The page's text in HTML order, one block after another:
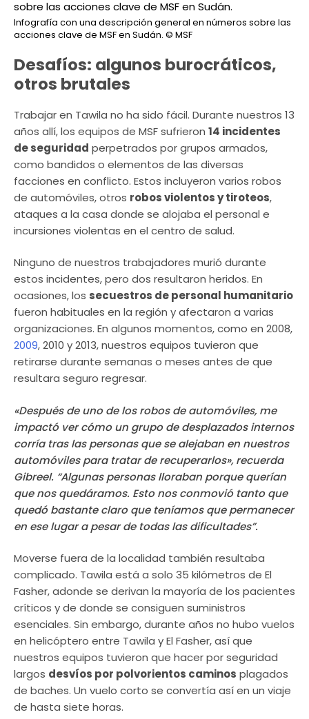
Infografía con una descripción general en números sobre las
acciones clave de MSF en Sudán. © MSF
Desafíos: algunos burocráticos,
otros brutales
Trabajar en Tawila no ha sido fácil. Durante nuestros 13
años allí, los equipos de MSF sufrieron 14 incidentes
de seguridad perpetrados por grupos armados,
como bandidos o elementos de las diversas
facciones en conflicto. Estos incluyeron varios robos
de automóviles, otros robos violentos y tiroteos,
ataques a la casa donde se alojaba el personal e
incursiones violentas en el centro de salud.
Ninguno de nuestros trabajadores murió durante
estos incidentes, pero dos resultaron heridos. En
ocasiones, los secuestros de personal humanitario
fueron habituales en la región y afectaron a varias
organizaciones. En algunos momentos, como en 2008,
2009, 2010 y 2013, nuestros equipos tuvieron que
retirarse durante semanas o meses antes de que
resultara seguro regresar.
«Después de uno de los robos de automóviles, me
impactó ver cómo un grupo de desplazados internos
corría tras las personas que se alejaban en nuestros
automóviles para tratar de recuperarlos», recuerda
Gibreel. “Algunas personas lloraban porque querían
que nos quedáramos. Esto nos conmovió tanto que
quedó bastante claro que teníamos que permanecer
en ese lugar a pesar de todas las dificultades”.
Moverse fuera de la localidad también resultaba
complicado. Tawila está a solo 35 kilómetros de El
Fasher, adonde se derivan la mayoría de los pacientes
críticos y de donde se consiguen suministros
esenciales. Sin embargo, durante años no hubo vuelos
en helicóptero entre Tawila y El Fasher, así que
nuestros equipos tuvieron que hacer por seguridad
largos desvíos por polvorientos caminos plagados
de baches. Un vuelo corto se convertía así en un viaje
de hasta siete horas.